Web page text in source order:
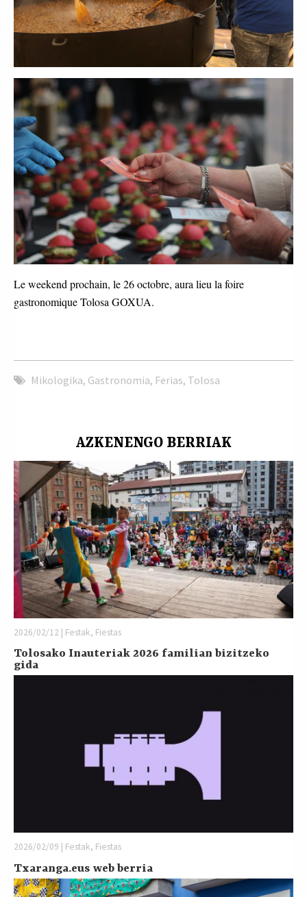
Le weekend prochain, le 26 octobre, aura lieu la foire
gastronomique Tolosa GOXUA.
Mikologika, Gastronomia, Ferias, Tolosa
AZKENENGO BERRIAK
2026/02/12 | Festak, Fiestas
Tolosako Inauteriak 2026 familian bizitzeko
gida
2026/02/09 | Festak, Fiestas
Txaranga.eus web berria